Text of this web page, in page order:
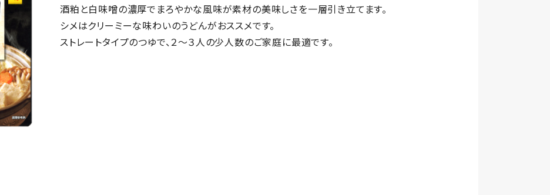
酒粕と白味噌の濃厚でまろやかな風味が素材の美味しさを一層引き立てます。
シメはクリーミーな味わいのうどんがおススメです。
ストレートタイプのつゆで、２～３人の少人数のご家庭に最適です。